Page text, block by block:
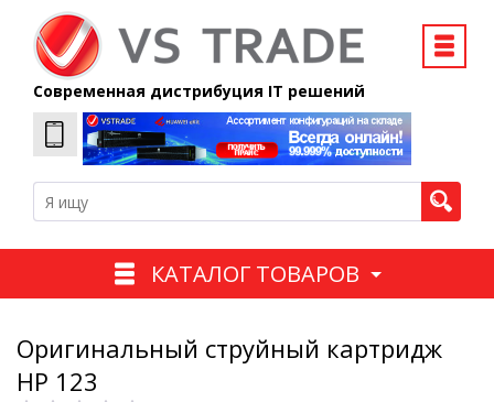
Современная дистрибуция IT решений
КАТАЛОГ ТОВАРОВ
Оригинальный струйный картридж
HP 123